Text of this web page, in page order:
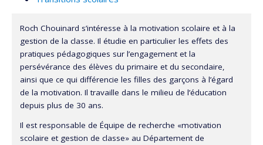
Professeur très apprécié de ses étudiants - il a d’ailleurs
reçu un prix d’excellence en enseignement - il est à l’origine
d’innovations pédagogiques inspirantes qui sont encore
utilisées aujourd’hui par les professeurs de la Faculté des
sciences de l’éducation.
Roch Chouinard a aussi occupé d’importantes fonctions
d’administrateur au sein de l’Université, mandats qui ont
Roch Chouinard s’intéresse à la motivation scolaire et à la
gestion de la classe. Il étudie en particulier les effets des
pratiques pédagogiques sur l’engagement et la
persévérance des élèves du primaire et du secondaire,
ainsi que ce qui différencie les filles des garçons à l’égard
de la motivation. Il travaille dans le milieu de l’éducation
depuis plus de 30 ans.
Il est responsable de Équipe de recherche «motivation
scolaire et gestion de classe» au Département de